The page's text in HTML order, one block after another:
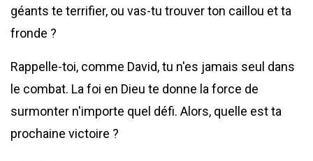
géants te terrifier, ou vas-tu trouver ton caillou et ta
fronde ?
Rappelle-toi, comme David, tu n'es jamais seul dans
le combat. La foi en Dieu te donne la force de
surmonter n'importe quel défi. Alors, quelle est ta
prochaine victoire ?